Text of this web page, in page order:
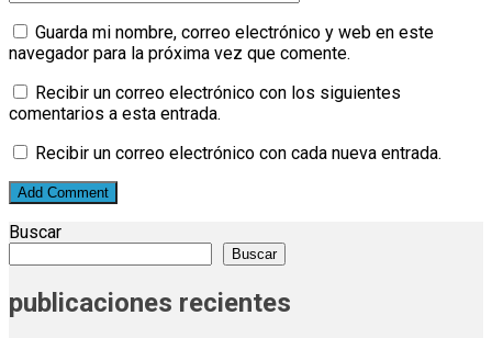
Guarda mi nombre, correo electrónico y web en este
navegador para la próxima vez que comente.
Recibir un correo electrónico con los siguientes
comentarios a esta entrada.
Recibir un correo electrónico con cada nueva entrada.
Buscar
Buscar
publicaciones recientes